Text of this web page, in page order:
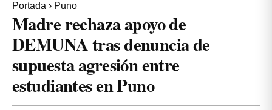
Portada › Puno
Madre rechaza apoyo de
DEMUNA tras denuncia de
supuesta agresión entre
estudiantes en Puno